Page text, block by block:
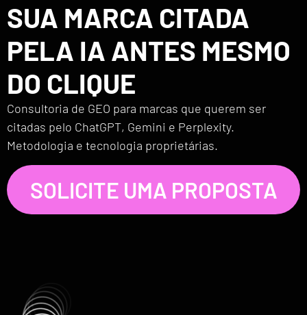
SUA MARCA CITADA
PELA IA ANTES MESMO
DO CLIQUE
Consultoria de GEO para marcas que querem ser
citadas pelo ChatGPT, Gemini e Perplexity.
Metodologia e tecnologia proprietárias.
SOLICITE UMA PROPOSTA